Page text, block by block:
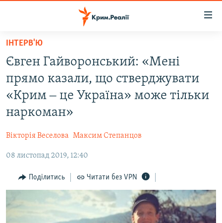
Перейти
основного
матеріалу
Перейти
до
основної
Перейти
до
ВІДЕО ТА ФОТО
ПОГЛЯД
ІНТЕРВ'Ю
ВСЕ ЗА ДЕНЬ
СПЕЦПРОЕКТИ
ЯК ОБІЙТИ БЛОКУВАННЯ
ІНТЕРВ'Ю
Євген Гайворонський: «Мені
прямо казали, що стверджувати
«Крим ‒ це Україна» може тільки
наркоман»
Вікторія Веселова Максим Степанцов
08 листопад 2019, 12:40
Поділитись Читати без VPN